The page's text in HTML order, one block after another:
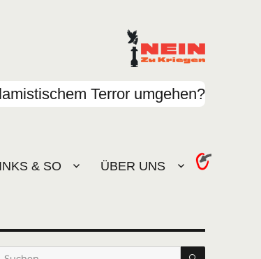
Terror umgehen?
& SO ÜBER UNS
Suchen
SUCHEN